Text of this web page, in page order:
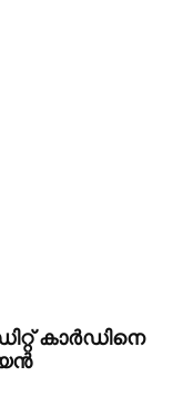
കാർഡിനെ